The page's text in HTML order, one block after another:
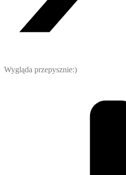
Wygląda przepysznie:)